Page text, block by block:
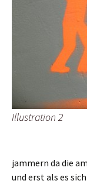
Illustration 2
jammern da die
und erst als es